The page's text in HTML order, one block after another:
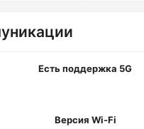
Есть поддержка 5G
Версия Wi-Fi